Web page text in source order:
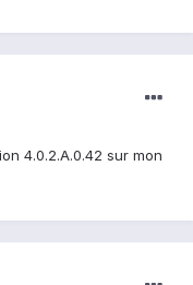
4.0.2.A.0.42 sur mon